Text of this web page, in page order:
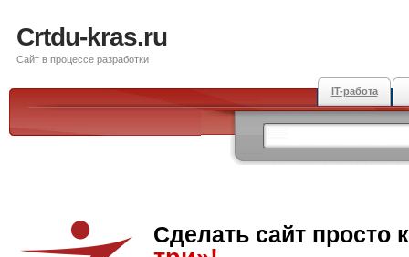
Crtdu-kras.ru
Сайт в процессе разработки
IT-работа
Сделать сайт просто